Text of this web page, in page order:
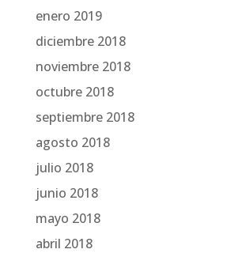
enero 2019
diciembre 2018
noviembre 2018
octubre 2018
septiembre 2018
agosto 2018
julio 2018
junio 2018
mayo 2018
abril 2018